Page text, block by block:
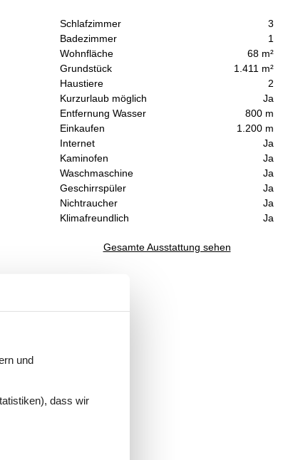
Schlafzimmer
3
Badezimmer
1
Wohnfläche
68 m²
Grundstück
1.411 m²
Haustiere
2
Kurzurlaub möglich
Ja
Entfernung Wasser
800 m
Einkaufen
1.200 m
Internet
Ja
Kaminofen
Ja
Waschmaschine
Ja
Geschirrspüler
Ja
Nichtraucher
Ja
Klimafreundlich
Ja
Gesamte Ausstattung sehen
und
dass wir